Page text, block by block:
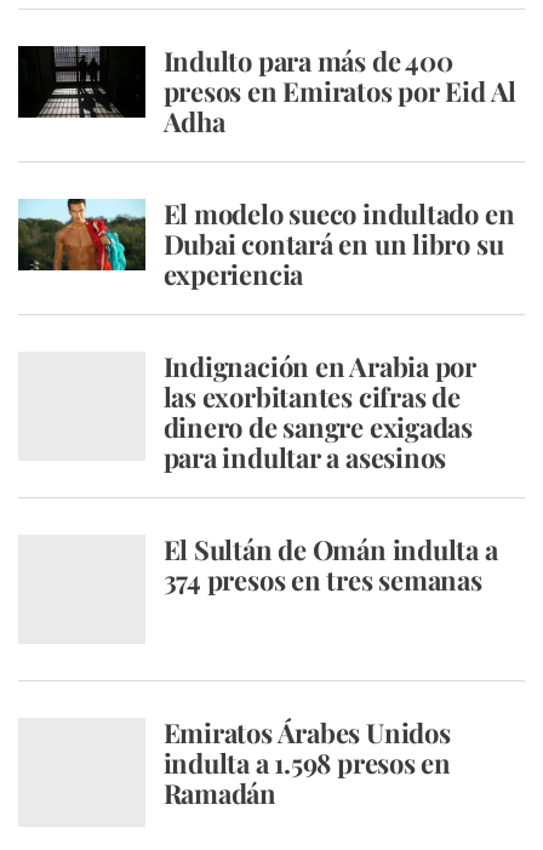
Indulto para más de 400
presos en Emiratos por Eid Al
Adha
El modelo sueco indultado en
Dubai contará en un libro su
experiencia
Indignación en Arabia por
las exorbitantes cifras de
dinero de sangre exigadas
para indultar a asesinos
El Sultán de Omán indulta a
374 presos en tres semanas
Emiratos Árabes Unidos
indulta a 1.598 presos en
Ramadán